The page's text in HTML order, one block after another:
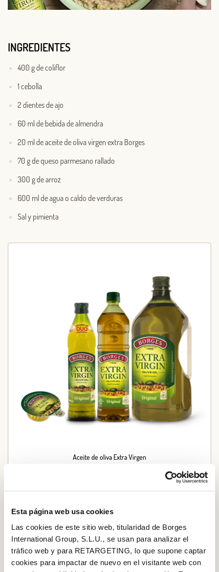
Esta página web usa cookies
Las cookies de este sitio web, titularidad de Borges
International Group, S.L.U., se usan para analizar el
tráfico web y para RETARGETING, lo que supone captar
cookies para impactar de nuevo en el visitante web con
INGREDIENTES
400 g de coliflor
1 cebolla
2 dientes de ajo
60 ml de bebida de almendra
20 ml de aceite de oliva virgen extra Borges
70 g de queso parmesano rallado
300 g de arroz
600 ml de agua o caldo de verduras
Sal y pimienta
Aceite de oliva Extra Virgen
Paso 1
Doramediacebolla y un ajo en una sartén honda con
un chorro de aceite de oliva virgen extra. Añade la
coliflor y cocínala durante unos minutos. Cúbrela con